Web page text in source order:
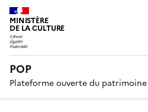
MINISTÈRE
DE LA CULTURE
POP
Plateforme ouverte du patrimoine